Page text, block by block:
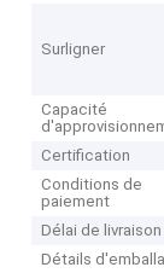
Surligner
Capacité
Certification
Conditions de
paiement
Délai de livraison
Détails